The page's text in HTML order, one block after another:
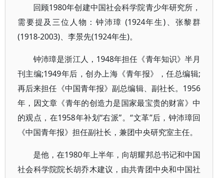
回顾1980年创建中国社会科学院青少年研究所，
需要提及三位人物：钟沛璋 (1924年生)、张黎群
(1918-2003)、李景先(1924年生)。
钟沛璋是浙江人，1948年担任《青年知识》半月
刊主编;1949年后，创办上海《青年报》，任总编辑;
再后来担任《中国青年报》副总编辑、副社长。1956
年，因文章《青年的创造力是国家最宝贵的财富》中
的观点，在1958年补划“右派”。“文革”后，钟沛璋回
《中国青年报》担任副社长，兼团中央研究室主任。
是他，在1980年上半年，向胡耀邦总书记和中国
社会科学院院长胡乔木建议，由共青团中央和中国社